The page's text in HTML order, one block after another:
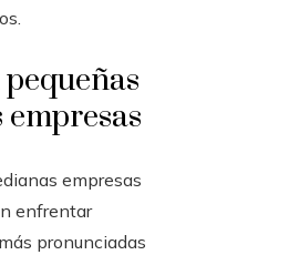
empresas
enfrentar
pronunciadas